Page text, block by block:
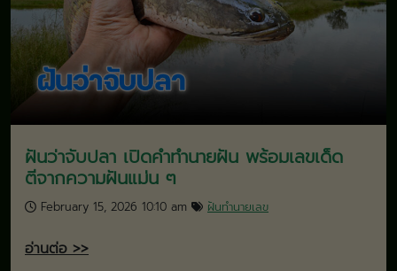
ฝันว่าจับปลา เปิดคำทำนายฝัน พร้อมเลขเด็ด
ตีจากความฝันแม่น ๆ
February 15, 2026 10:10 am ฝันทำนายเลข
อ่านต่อ >>